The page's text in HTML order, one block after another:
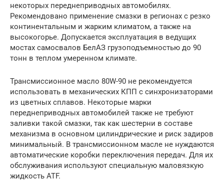
некоторых переднеприводных автомобилях.
Рекомендовано применение смазки в регионах с резко
континентальным и жарким климатом, а также на
высокогорье. Допускается эксплуатация в ведущих
мостах самосвалов БелАЗ грузоподъемностью до 90
тонн в теплом умеренном климате.
Трансмиссионное масло 80W-90 не рекомендуется
использовать в механических КПП с синхронизаторами
из цветных сплавов. Некоторые марки
переднеприводных автомобилей также не требуют
заливки такой смазки, так как шестерни в составе
механизма в основном цилиндрические и риск задиров
минимальный. В трансмиссионном масле не нуждаются
автоматические коробки переключения передач. Для их
обслуживания используют специальную маловязкую
жидкость ATF.